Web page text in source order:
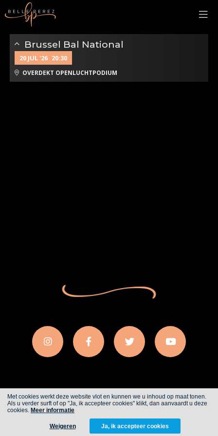
Brussel Bal National
20 JUL '26 20:30
OVERDEKT OPENLUCHTPODIUM
Cookies Privacy
FROM ALWAYS AWAKE
Met cookies werkt deze website vlot en kunnen we u inhoud op maat tonen.
Als u verder surft of op "Ja, ik accepteer cookies" klikt, dan aanvaardt u deze
cookies. Meer informatie
Weigeren Ja, ik accepteer cookies